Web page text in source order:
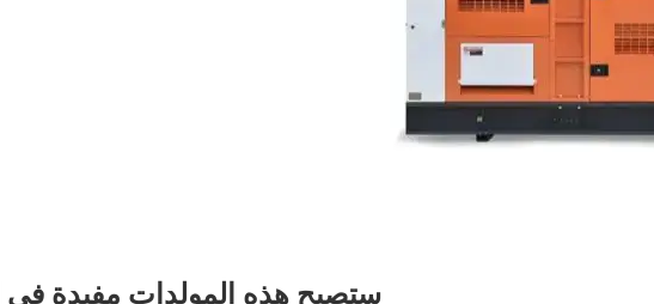
ستصبح هذه المولدات مفيدة في